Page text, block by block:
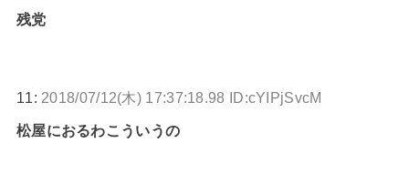
残党
11: 2018/07/12(木) 17:37:18.98 ID:cYIPjSvcM
松屋におるわこういうの